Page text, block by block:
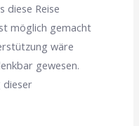
diese Reise
möglich gemacht
wäre
gewesen.
dieser